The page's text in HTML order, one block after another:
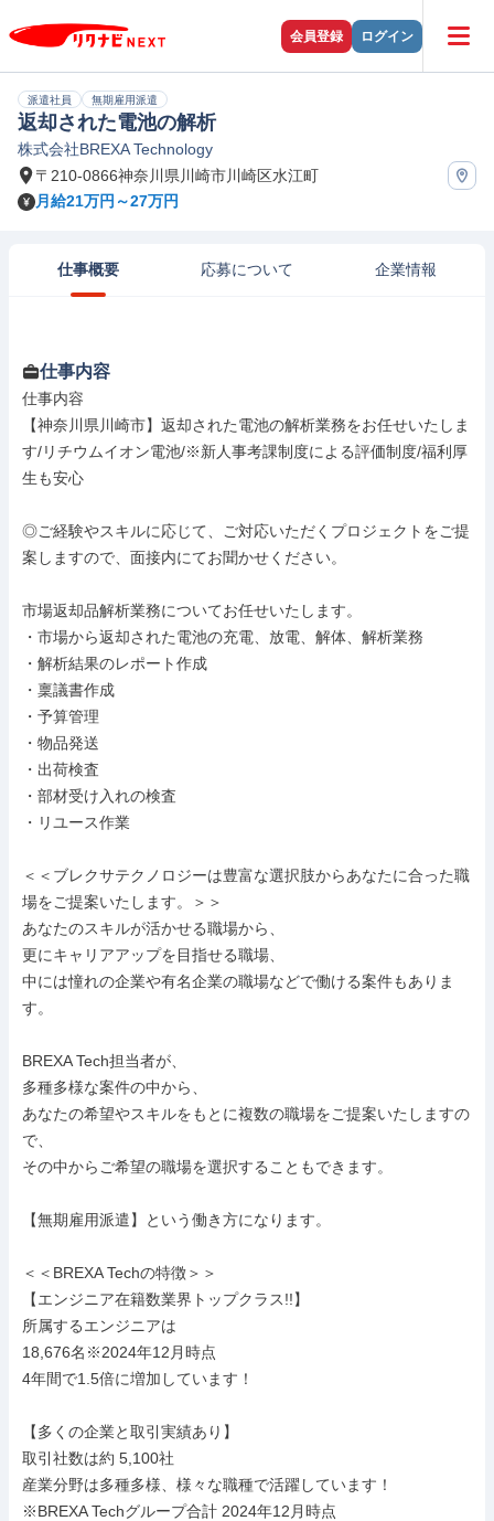
会員登録 ログイン
派遣社員 無期雇用派遣
返却された電池の解析
株式会社BREXA Technology
〒210-0866神奈川県川崎市川崎区水江町
月給21万円～27万円
仕事概要 応募について 企業情報
仕事内容
仕事内容
【神奈川県川崎市】返却された電池の解析業務をお任せいたしま
す/リチウムイオン電池/※新人事考課制度による評価制度/福利厚
生も安心
◎ご経験やスキルに応じて、ご対応いただくプロジェクトをご提
案しますので、面接内にてお聞かせください。
市場返却品解析業務についてお任せいたします。
・市場から返却された電池の充電、放電、解体、解析業務
・解析結果のレポート作成
・稟議書作成
・予算管理
・物品発送
・出荷検査
・部材受け入れの検査
・リユース作業
＜＜ブレクサテクノロジーは豊富な選択肢からあなたに合った職
場をご提案いたします。＞＞
あなたのスキルが活かせる職場から、
更にキャリアアップを目指せる職場、
中には憧れの企業や有名企業の職場などで働ける案件もありま
す。
BREXA Tech担当者が、
多種多様な案件の中から、
あなたの希望やスキルをもとに複数の職場をご提案いたしますの
で、
その中からご希望の職場を選択することもできます。
【無期雇用派遣】という働き方になります。
＜＜BREXA Techの特徴＞＞
【エンジニア在籍数業界トップクラス!!】
所属するエンジニアは
18,676名※2024年12月時点
4年間で1.5倍に増加しています！
【多くの企業と取引実績あり】
取引社数は約 5,100社
産業分野は多種多様、様々な職種で活躍しています！
※BREXA Techグループ合計 2024年12月時点